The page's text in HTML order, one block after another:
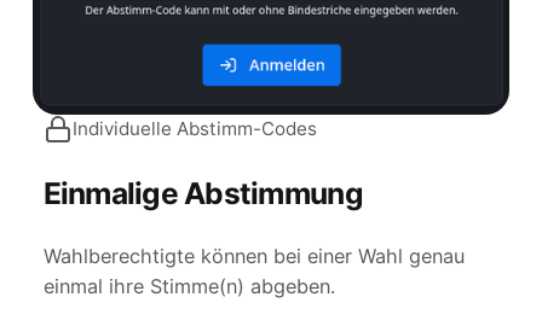
Individuelle Abstimm-Codes
Einmalige Abstimmung
Wahlberechtigte können bei einer Wahl genau
einmal ihre Stimme(n) abgeben.